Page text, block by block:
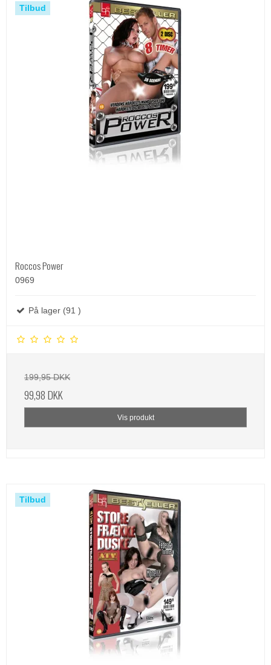
Tilbud
Roccos Power
0969
På lager (91 )
199,95 DKK
99,98 DKK
Vis produkt
Tilbud